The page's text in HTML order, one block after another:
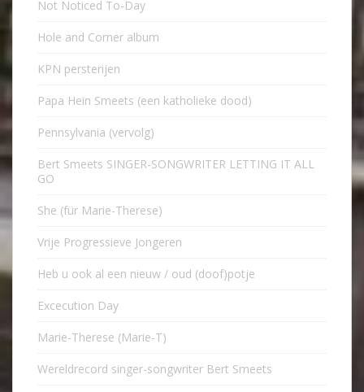
Not Noticed To-Day
Hole and Corner album
KPN persterijen
Papa Hein Smeets (een katholieke dood)
Pennsylvania (vervolg)
Bert Smeets SINGER-SONGWRITER LETTING IT ALL
GO
She (für Marie-Therese)
Vrije Progressieve Jongeren
Heb u ook al een nieuw / oud (doof)potje
Excecution Day
Marie-Therese (Marie-T)
Wereldrecord singer-songwriter Bert Smeets